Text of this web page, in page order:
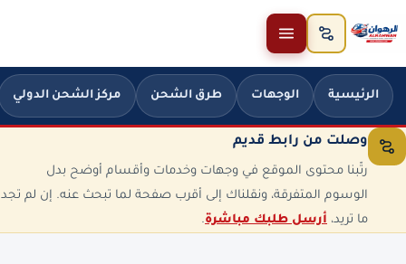
تخطَّ إلى المحتوى
الرئيسية الوجهات طرق الشحن مركز الشحن الدولي
وصلت من رابط قديم
رتّبنا محتوى الموقع في وجهات وخدمات وأقسام أوضح بدل
الوسوم المتفرقة، ونقلناك إلى أقرب صفحة لما تبحث عنه. إن لم تجد
ما تريد، أرسل طلبك مباشرة.